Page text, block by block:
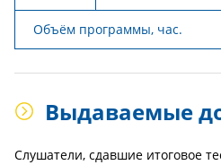
Объём программы, час.
Выдаваемые
Слушатели, сдавшие итоговое